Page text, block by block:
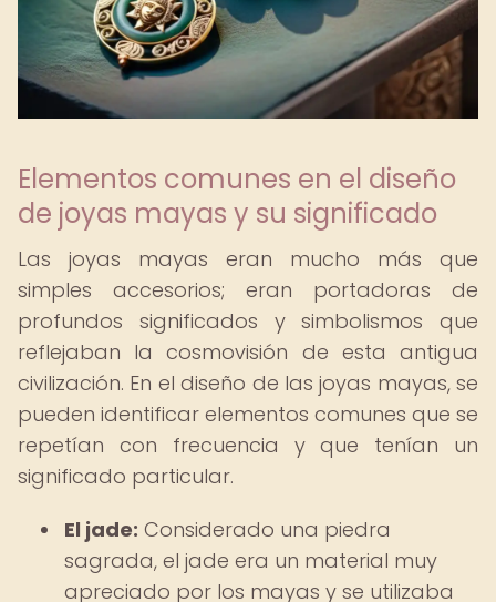
Elementos comunes en el diseño
de joyas mayas y su significado
Las joyas mayas eran mucho más que
simples accesorios; eran portadoras de
profundos significados y simbolismos que
reflejaban la cosmovisión de esta antigua
civilización. En el diseño de las joyas mayas, se
pueden identificar elementos comunes que se
repetían con frecuencia y que tenían un
significado particular.
El jade: Considerado una piedra
sagrada, el jade era un material muy
apreciado por los mayas y se utilizaba